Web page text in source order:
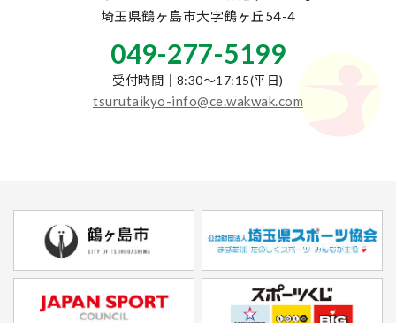
埼玉県鶴ヶ島市大字鶴ヶ丘54-4
049-277-5199
受付時間｜8:30～17:15(平日)
tsurutaikyo-info@ce.wakwak.com